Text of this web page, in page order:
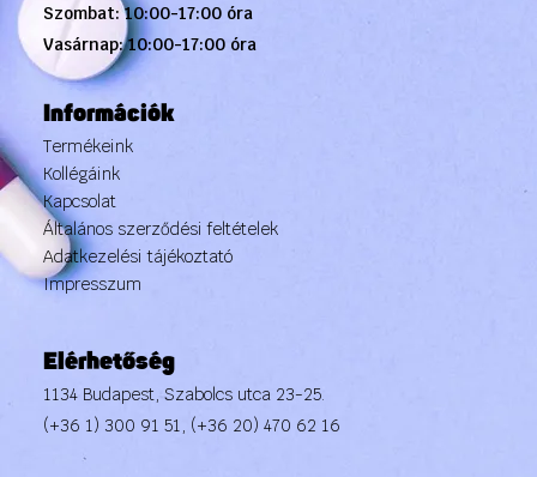
Szombat: 10:00-17:00 óra
Vasárnap: 10:00-17:00 óra
Információk
Termékeink
Kollégáink
Kapcsolat
Általános szerződési feltételek
Adatkezelési tájékoztató
Impresszum
Elérhetőség
1134 Budapest, Szabolcs utca 23-25.
(+36 1) 300 91 51, (+36 20) 470 62 16